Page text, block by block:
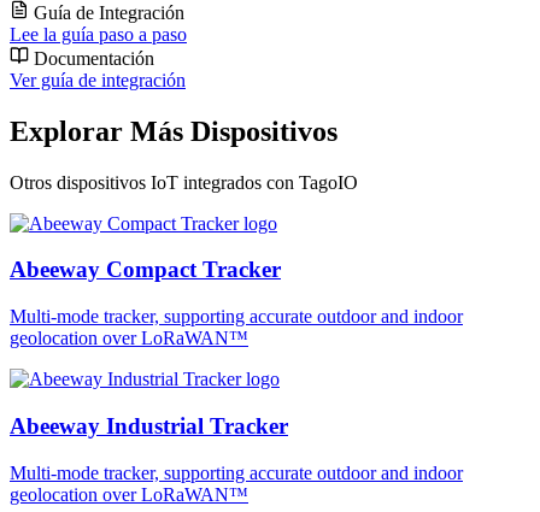
Guía de Integración
Lee la guía paso a paso
Documentación
Ver guía de integración
Explorar Más Dispositivos
Otros dispositivos IoT integrados con TagoIO
Abeeway Compact Tracker
Multi-mode tracker, supporting accurate outdoor and indoor
geolocation over LoRaWAN™
Abeeway Industrial Tracker
Multi-mode tracker, supporting accurate outdoor and indoor
geolocation over LoRaWAN™